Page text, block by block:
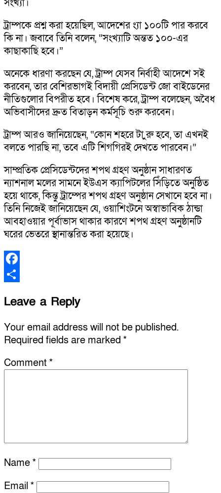
সংখ্যা।
ট্রাম্পকে প্রশ্ন করা হয়েছিল, আদেশের ং্যা ১০০টি পার করবে
কি না। জবাবে তিনি বলেন, “সংখ্যাটি অন্তত ১০০-এর
কাছাকাছি হবে।”
অনেকে ধারণা করছেন যে, ট্রাম্প যেসব নির্বাহী আদেশে সই
করবেন, তার বেশিরভাগই বিদায়ী প্রেসিডেন্ট জো বাইডেনের
নীতিগুলোর বিপরীত হবে। বিশেষ করে, ট্রাম্প বলেছেন, অবৈধ
অভিবাসীদের দ্রুত বিতাড়ন কর্মসূচি শুরু করবেন।
ট্রাম্প আরও জানিয়েছেন, “কোন শহরে টা ুরু হবে, তা এখনই
বলতে পারছি না, তবে এটি শিগগিরই দেখতে পারবেন।”
সাম্প্রতিক প্রেসিডেন্টদের শপথ গ্রহণ অনুষ্ঠান সাধারণত
ন্যাশনাল মলের সামনে ইউএস ক্যাপিটলের সিঁড়িতে অনুষ্ঠিত
হয়ে থাকে, কিন্তু ট্রাম্পের শপথ গ্রহণ অনুষ্ঠান সেখানে হবে না।
তিনি নিজেই জানিয়েছেন যে, ওয়াশিংটনে অস্বাভাবিক ঠান্ডা
আবহাওয়ার পূর্বাভাস থাকার কারণে শপথ গ্রহণ অনুষ্ঠানটি
ঘরের ভেতরে স্থানান্তরিত করা হয়েছে।
Facebook
Leave a Reply
Your email address will not be published.
Required fields are marked *
Comment *
Name*
Email *